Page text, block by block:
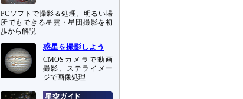
PCソフトで撮影＆処理。明るい場
所でもできる星雲・星団撮影を初
歩から解説
惑星を撮影しよう
CMOSカメラで動画
撮影、ステライメー
ジで画像処理